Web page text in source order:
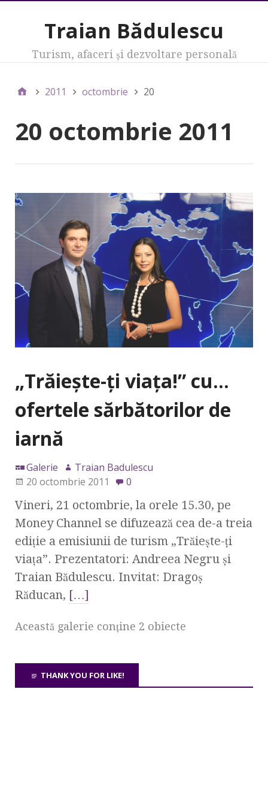
Traian Bădulescu
Turism, afaceri şi dezvoltare personală
2011 octombrie 20
20 octombrie 2011
„Trăieşte-ţi viaţa!” cu…
ofertele sărbătorilor de
iarnă
Galerie
Traian Badulescu
20 octombrie 2011
0
Vineri, 21 octombrie, la orele 15.30, pe
Money Channel se difuzează cea de-a treia
ediţie a emisiunii de turism „Trăieşte-ţi
viaţa”. Prezentatori: Andreea Negru şi
Traian Bădulescu. Invitat: Dragoş
Răducan, […]
Această galerie conţine 2 obiecte
THANK YOU FOR LIKE!